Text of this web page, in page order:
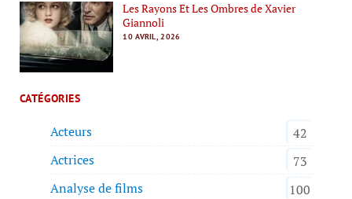
Les Rayons Et Les Ombres de Xavier
Giannoli
10 AVRIL, 2026
CATÉGORIES
Acteurs
42
Actrices
73
Analyse de films
100